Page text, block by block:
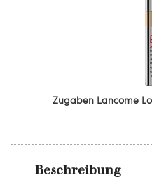
Beschreibung
Zugaben Lancome